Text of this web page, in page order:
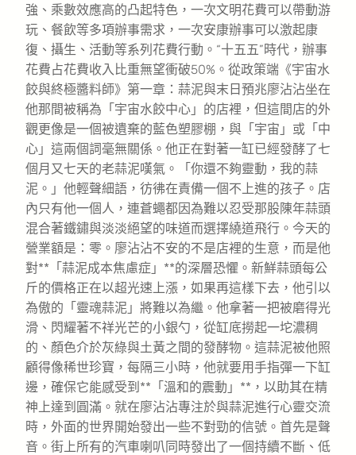
強、乘數效應高的凸起特色，一次文明花費可以帶動游
玩、餐飲等多項辦事需求，一次安康辦事可以激起康
復、攝生、活動等系列花費行動。“十五五”時代，辦事
花費占花費收入比重無望衝破50%。從政策端《宇宙水
餃與終極醬料師》第一章：蒜泥與末日預兆廖沾沾坐在
他那間被稱為「宇宙水餃中心」的店裡，但這間店的外
觀更像是一個被遺棄的藍色塑膠棚，與「宇宙」或「中
心」這兩個詞毫無關係。他正在對著一缸已經發酵了七
個月又七天的老蒜泥嘆氣。「你還不夠靈動，我的蒜
泥。」他輕聲細語，彷彿在責備一個不上進的孩子。店
內只有他一個人，連蒼蠅都因為難以忍受那股陳年蒜頭
混合著鐵鏽與淡淡絕望的味道而選擇繞道飛行。今天的
營業額是：零。廖沾沾不安的不是店裡的生意，而是他
對**「蒜泥成本焦慮症」**的深層恐懼。新鮮蒜頭每公
斤的價格正在以超光速上漲，如果再這樣下去，他引以
為傲的「靈魂蒜泥」將難以為繼。他拿著一把被磨得光
滑、閃耀著不祥光芒的小銀勺，從缸底撈起一坨濃稠
的、顏色介於灰綠與土黃之間的發酵物。這蒜泥被他照
顧得像稀世珍寶，每隔三小時，他就要用手指彈一下缸
邊，確保它能感受到**「溫和的震動」**，以助其在精
神上達到圓滿。就在廖沾沾專注於與蒜泥進行心靈交流
時，外面的世界開始發出一些不對勁的信號。首先是聲
音。街上所有的汽車喇叭同時發出了一個持續不斷、低